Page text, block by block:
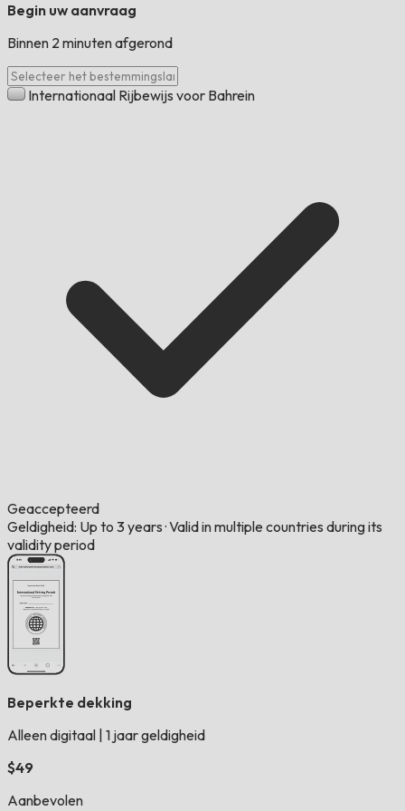
Begin uw aanvraag
Binnen 2 minuten afgerond
Internationaal Rijbewijs voor Bahrein
Geaccepteerd
Geldigheid: Up to 3 years ·Valid in multiple countries during its
validity period
Beperkte dekking
Alleen digitaal 1 jaar geldigheid
$49
Aanbevolen